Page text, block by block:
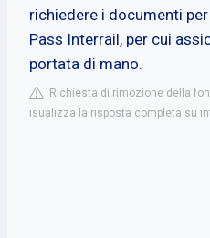
richiedere i documenti
Pass Interrail, per cui
portata di mano.
Richiesta di rimozione della
isualizza la risposta completa su